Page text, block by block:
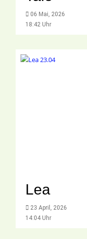
06 Mai, 2026
18:42 Uhr
Lea
23 April, 2026
14:04 Uhr